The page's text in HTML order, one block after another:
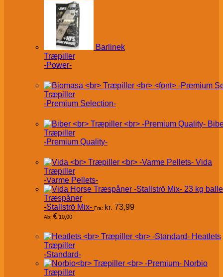
Barlinek
Træpiller
-Power-
Træpiller
-Premium Selection-
Træpiller
-Premium Quality-
Vida
Træpiller
-Varme Pellets-
Træspåner
-Stallströ Mix- Fra: kr. 73,99
Ab: € 10,00
Heatlets
Træpiller
-Standard-
Norbio
Træpiller